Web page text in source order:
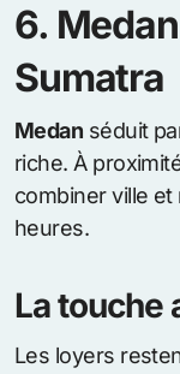
6.
Sumatra
Medan séduit
riche. À
combiner ville
heures.
La touche
Les loyers